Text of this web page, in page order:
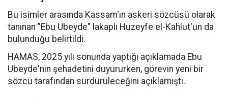
Bu isimler arasında Kassam'ın askeri sözcüsü olarak
tanınan "Ebu Ubeyde" lakaplı Huzeyfe el-Kahlut'un da
bulunduğu belirtildi.
HAMAS, 2025 yılı sonunda yaptığı açıklamada Ebu
Ubeyde'nin şehadetini duyururken, görevin yeni bir
sözcü tarafından sürdürüleceğini açıklamıştı.